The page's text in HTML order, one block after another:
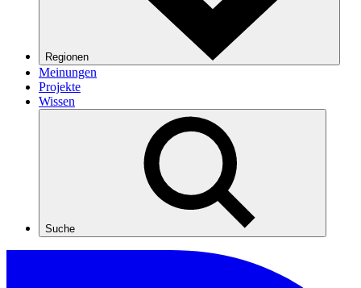
Regionen
Meinungen
Projekte
Wissen
Suche